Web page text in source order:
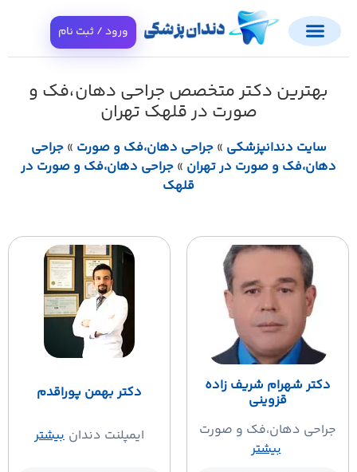
ورود / ثبت نام
بهترین دکتر متخصص جراحی دهان،فک و
صورت در قلهک تهران
سایت دندانپزشکی»جراحی دهان،فک و صورت»جراحی
دهان،فک و صورت در تهران»جراحی دهان،فک و صورت در
قلهک
دکتر شهرام شریف زاده
قزوینی
جراحی دهان،فک و صورت
بیشتر
دکتر بهمن پوراقدم
ایمپلنت دندان بیشتر